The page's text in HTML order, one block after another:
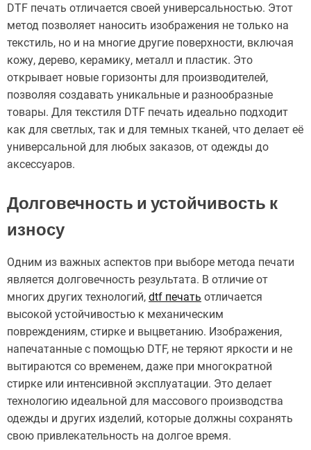
DTF печать отличается своей универсальностью. Этот
метод позволяет наносить изображения не только на
текстиль, но и на многие другие поверхности, включая
кожу, дерево, керамику, металл и пластик. Это
открывает новые горизонты для производителей,
позволяя создавать уникальные и разнообразные
товары. Для текстиля DTF печать идеально подходит
как для светлых, так и для темных тканей, что делает её
универсальной для любых заказов, от одежды до
аксессуаров.
Долговечность и устойчивость к
износу
Одним из важных аспектов при выборе метода печати
является долговечность результата. В отличие от
многих других технологий, dtf печать отличается
высокой устойчивостью к механическим
повреждениям, стирке и выцветанию. Изображения,
напечатанные с помощью DTF, не теряют яркости и не
вытираются со временем, даже при многократной
стирке или интенсивной эксплуатации. Это делает
технологию идеальной для массового производства
одежды и других изделий, которые должны сохранять
свою привлекательность на долгое время.